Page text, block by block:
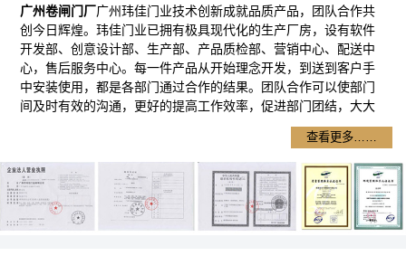
广州卷闸门厂 广州玮佳门业技术创新成就品质产品，团队合作共
创今日辉煌。玮佳门业已拥有极具现代化的生产厂房，设有软件
开发部、创意设计部、生产部、产品质检部、营销中心、配送中
心，售后服务中心。每一件产品从开始理念开发，到送到客户手
中安装使用，都是各部门通过合作的结果。团队合作可以使部门
间及时有效的沟通，更好的提高工作效率，促进部门团结，大大
提高产品的质量，降低了产品成本，使产品在卷闸门市场更具竞
广州卷闸门销售网络：我们 卷闸门 销售网络遍布广州各区，
黄埔
区卷闸门， 天河区卷闸门， 白云区卷闸门 ，荔湾区卷闸门厂
，越
秀区电动卷闸门，海珠区电动卷闸门厂，萝岗区水晶卷闸门，番
禺区水晶卷闸门厂，南沙区车库门，花都区卷闸门，增城市卷闸
查看更多……